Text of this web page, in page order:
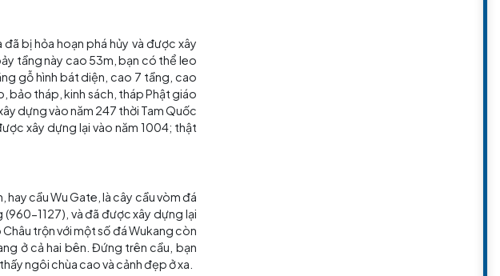
thuận lợi cho giao thông. Nhưng một bức tường đã
đã được xây dựng trên kênh đào.
trong tám cổng của thủ đô Vương quốc Ngô và là
trong thời nhà Nguyên (1206-1368) và được sửa
tòa tháp và năm 1983, việc xây dựng kênh đào đã
thủy ở Trung Quốc, mang trong mình những giá trị
đỏ hai tầng có mái cong, nhìn từ xa không giống
chạy qua giữa các cổng đất liền; thiết kế là một
chiến đấu và kiểm soát lũ lụt. Có nhiều vũ khí cổ